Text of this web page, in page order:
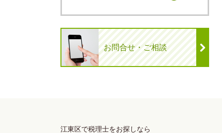
お問合せ・ご相談
江東区で税理士をお探しなら